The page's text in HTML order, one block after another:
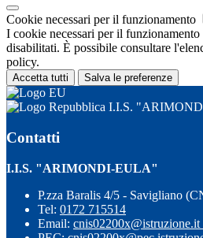
Cookie necessari per il funzionamento
I cookie necessari per il funzionamento
disabilitati. È possibile consultare
policy.
Accetta tutti Salva le preferenze
I.I.S.
Contatti
I.I.S. "ARIMONDI-EULA"
P.zza Baralis 4/5 - Savigliano
Tel: 0172 715514
Email: cnis02200x@istruzione.it